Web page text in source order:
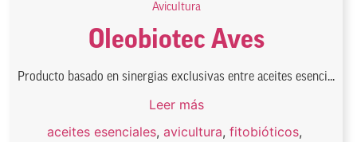
Avicultura
Oleobiotec Aves
Producto basado en sinergias exclusivas entre aceites esenci...
Leer más
aceites esenciales, avicultura, fitobióticos,